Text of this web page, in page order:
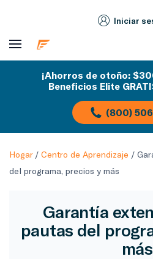
Iniciar
¡Ahorros de otoño:
Beneficios Elite
(800)
Hogar/ Centro de Aprendizaje /
del programa, precios y más
Garantía
pautas del
más